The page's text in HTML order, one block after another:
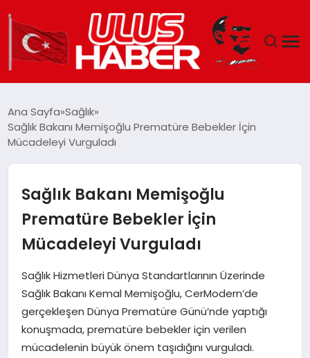
DÜNYA
SIYASET
TEKNOLOJI
EĞITIM
MAGAZIN
SPOR
Ana Sayfa Sağlık
Sağlık Bakanı Memişoğlu Prematüre Bebekler İçin
Mücadeleyi Vurguladı
Sağlık Bakanı Memişoğlu
Prematüre Bebekler İçin
Mücadeleyi Vurguladı
Sağlık Hizmetleri Dünya Standartlarının Üzerinde
Sağlık Bakanı Kemal Memişoğlu, CerModern’de
gerçekleşen Dünya Prematüre Günü’nde yaptığı
konuşmada, prematüre bebekler için verilen
mücadelenin büyük önem taşıdığını vurguladı.